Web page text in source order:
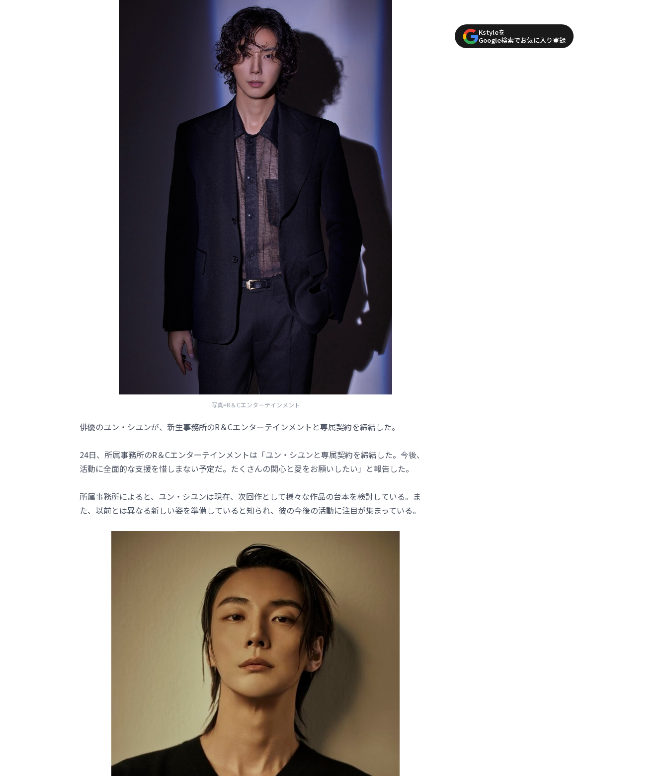
写真=R＆Cエンターテインメント
俳優のユン・シユンが、新生事務所のR＆Cエンターテインメントと専属契約を締結した。
24日、所属事務所のR＆Cエンターテインメントは「ユン・シユンと専属契約を締結した。今後、
活動に全面的な支援を惜しまない予定だ。たくさんの関心と愛をお願いしたい」と報告した。
所属事務所によると、ユン・シユンは現在、次回作として様々な作品の台本を検討している。ま
た、以前とは異なる新しい姿を準備していると知られ、彼の今後の活動に注目が集まっている。
Kstyleを
Google検索でお気に入り登録